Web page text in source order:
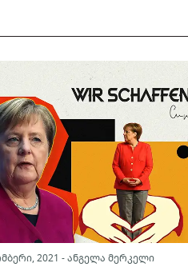
2021 -ანგელა მერკელი